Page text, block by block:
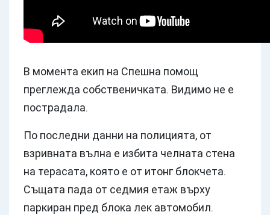
В момента екип на Спешна помощ
преглежда собственичката. Видимо не е
пострадала.
По последни данни на полицията, от
взривната вълна е избита челната стена
на терасата, която е от итонг блокчета.
Същата пада от седмия етаж върху
паркиран пред блока лек автомобил.